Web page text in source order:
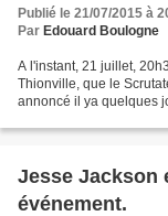
Publié le 21/07/2015 à
Par Edouard Boulogne
A l'instant, 21 juillet,
Thionville, que le
annoncé il ya quelques
Jesse Jackson
événement.